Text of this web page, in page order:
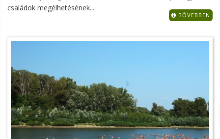
családok megélhetésének...
BŐVEBBEN